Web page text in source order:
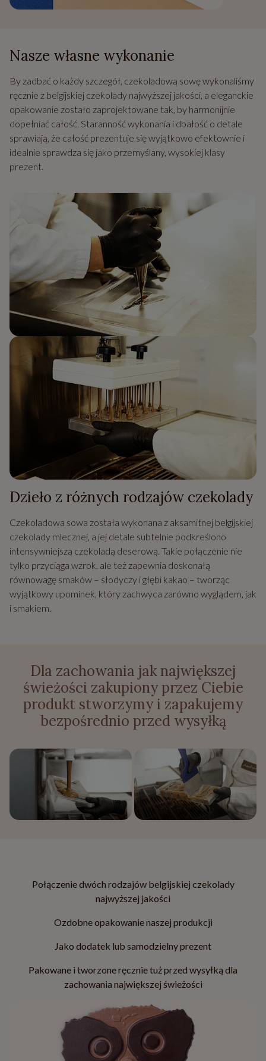
Nasze własne wykonanie
By zadbać o każdy szczegół, czekoladową sowę wykonaliśmy
ręcznie z belgijskiej czekolady najwyższej jakości, a eleganckie
opakowanie zostało zaprojektowane tak, by harmonijnie
dopełniać całość. Staranność wykonania i dbałość o detale
sprawiają, że całość prezentuje się wyjątkowo efektownie i
idealnie sprawdza się jako przemyślany, wysokiej klasy
prezent.
Dzieło z różnych rodzajów czekolady
Czekoladowa sowa została wykonana z aksamitnej belgijskiej
czekolady mlecznej, a jej detale subtelnie podkreślono
intensywniejszą czekoladą deserową. Takie połączenie nie
tylko przyciąga wzrok, ale też zapewnia doskonałą
równowagę smaków – słodyczy i głębi kakao – tworząc
wyjątkowy upominek, który zachwyca zarówno wyglądem, jak
i smakiem.
Dla zachowania jak największej
świeżości zakupiony przez Ciebie
produkt stworzymy i zapakujemy
bezpośrednio przed wysyłką
Połączenie dwóch rodzajów belgijskiej czekolady
najwyższej jakości
Ozdobne opakowanie naszej produkcji
Jako dodatek lub samodzielny prezent
Pakowane i tworzone ręcznie tuż przed wysyłką dla
zachowania największej świeżości